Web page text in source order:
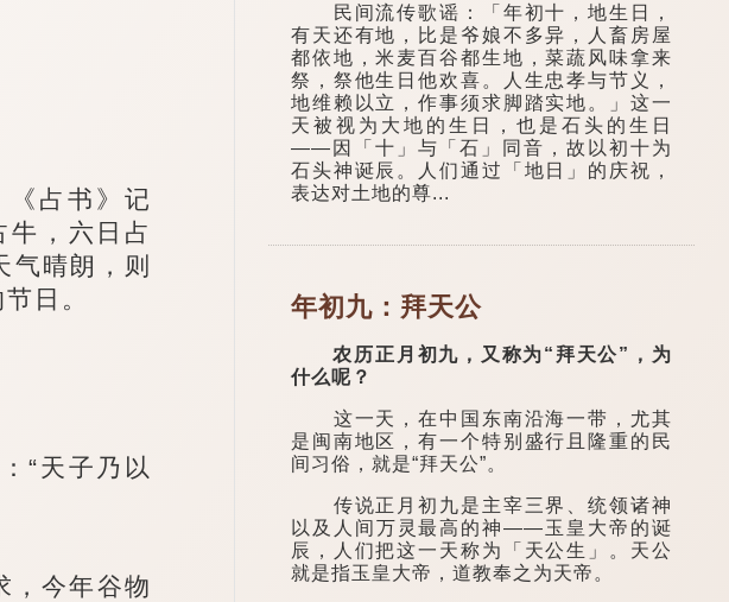
占书》记
牛，六日占
气晴朗，则
日。
“天子乃以
今年谷物
民间流传歌谣：「年初十，地生日，
有天还有地，比是爷娘不多异，人畜房屋
都依地，米麦百谷都生地，菜蔬风味拿来
祭，祭他生日他欢喜。人生忠孝与节义，
地维赖以立，作事须求脚踏实地。」这一
天被视为大地的生日，也是石头的生日
——因「十」与「石」同音，故以初十为
石头神诞辰。人们通过「地日」的庆祝，
表达对土地的尊...
年初九：拜天公
农历正月初九，又称为“拜天公”，为
什么呢？
这一天，在中国东南沿海一带，尤其
是闽南地区，有一个特别盛行且隆重的民
间习俗，就是“拜天公”。
传说正月初九是主宰三界、统领诸神
以及人间万灵最高的神——玉皇大帝的诞
辰，人们把这一天称为「天公生」。天公
就是指玉皇大帝，道教奉之为天帝。